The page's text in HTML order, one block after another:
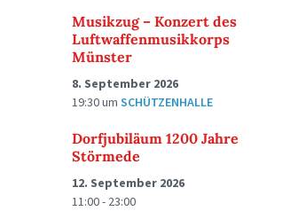
Musikzug – Konzert des
Luftwaffenmusikkorps
Münster
8. September 2026
19:30umSCHÜTZENHALLE
Dorfjubiläum 1200 Jahre
Störmede
12. September 2026
11:00 - 23:00